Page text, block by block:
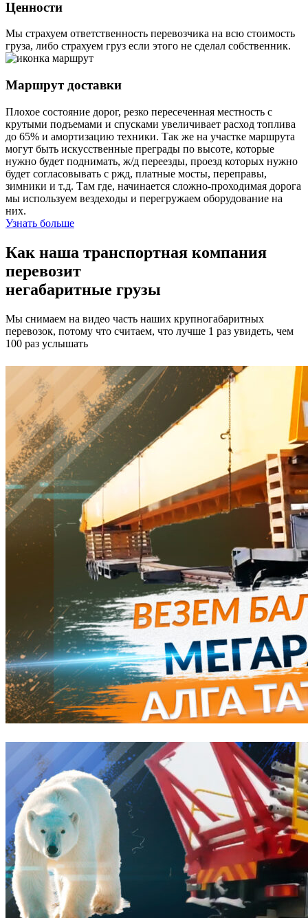
Ценности
Мы страхуем ответственность перевозчика на всю стоимость
груза, либо страхуем груз если этого не сделал собственник.
Маршрут доставки
Плохое состояние дорог, резко пересеченная местность с
крутыми подъемами и спусками увеличивает расход топлива
до 65% и амортизацию техники. Так же на участке маршрута
могут быть искусственные преграды по высоте, которые
нужно будет поднимать, ж/д переезды, проезд которых нужно
будет согласовывать с ржд, платные мосты, переправы,
зимники и т.д. Там где, начинается сложно-проходимая дорога
мы используем вездеходы и перегружаем оборудование на
них.
Узнать больше
Как наша транспортная компания
перевозит
негабаритные грузы
Мы снимаем на видео часть наших крупногабаритных
перевозок, потому что считаем, что лучше 1 раз увидеть, чем
100 раз услышать